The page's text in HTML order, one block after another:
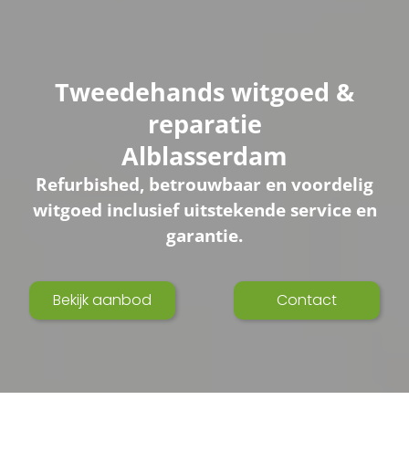
Tweedehands witgoed &
reparatie
Alblasserdam
Refurbished, betrouwbaar en voordelig
witgoed inclusief uitstekende service en
garantie.
Bekijk aanbod Contact